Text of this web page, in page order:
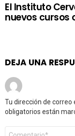
El Instituto
nuevos cursos
DEJA UNA
Tu dirección de correo
obligatorios están
Comentario